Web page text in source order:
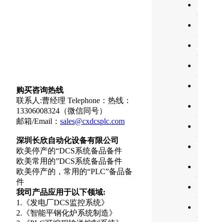
购买咨询热线
联系人:曹经理 Telephone：热线：
13306008324（微信同号）
邮箱/Email： sales@cxdcsplc.com
深圳长欣自动化设备有限公司
欧美停产的“DCS系统备品备件
欧美常用的”DCS系统备品备件
欧美停产的，常用的“PLC”备品备
件
我司产品应用于以下领域:
1.《发电厂DCS监控系统》
2.《智能平钢化炉系统制造》